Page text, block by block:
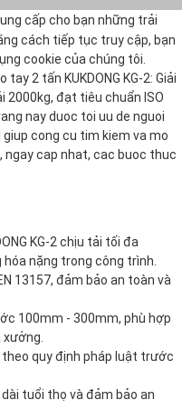
cấp cho bạn những trải
cách tiếp tục truy cập, bạn
cookie của chúng tôi.
2 tấn KUKDONG KG-2: Giải
2000kg, đạt tiêu chuẩn ISO
nay duoc toi uu de nguoi
cong cu tim kiem va mo
ngay cap nhat, cac buoc thuc
KG-2 chịu tải tối đa
nặng trong công trình.
13157, đảm bảo an toàn và
100mm - 300mm, phù hợp
quy định pháp luật trước
tuổi thọ và đảm bảo an